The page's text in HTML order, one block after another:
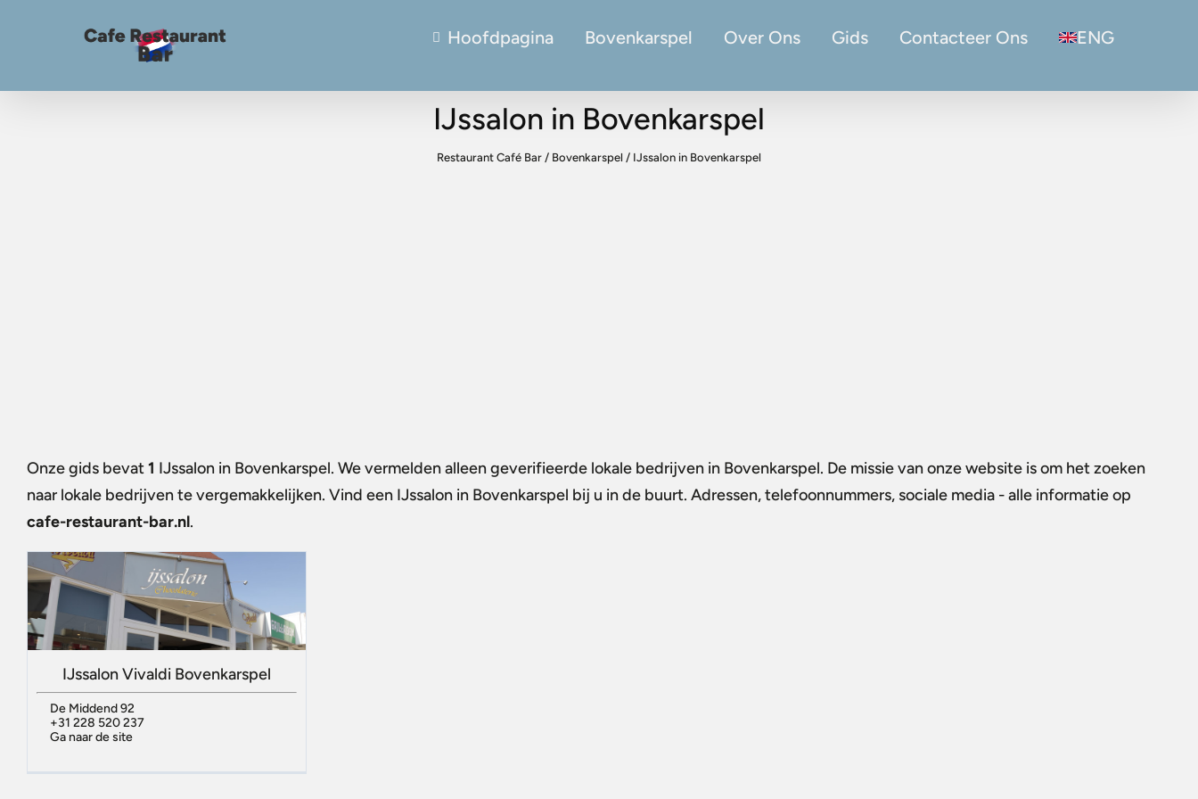
Hoofdpagina Bovenkarspel Over Ons Gids Contacteer Ons ENG
IJssalon in Bovenkarspel
Restaurant Café Bar / Bovenkarspel / IJssalon in Bovenkarspel
Onze gids bevat1 IJssalon in Bovenkarspel. We vermelden alleen geverifieerde lokale bedrijven in Bovenkarspel. De missie van onze website is om het zoeken
naar lokale bedrijven te vergemakkelijken. Vind een IJssalon in Bovenkarspel bij u in de buurt. Adressen, telefoonnummers, sociale media - alle informatie op
cafe-restaurant-bar.nl.
IJssalon Vivaldi Bovenkarspel
De Middend 92
+31 228 520 237
Ga naar de site